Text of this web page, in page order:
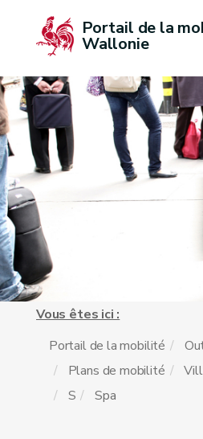
Portail de la
Wallonie
Vous êtes ici :
Portail de la mobilité
Plans de mobilité
S
Spa